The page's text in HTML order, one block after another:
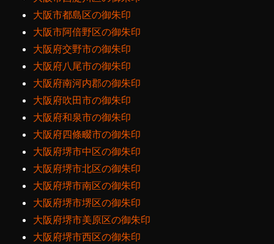
大阪市都島区の御朱印
大阪市阿倍野区の御朱印
大阪府交野市の御朱印
大阪府八尾市の御朱印
大阪府南河内郡の御朱印
大阪府吹田市の御朱印
大阪府和泉市の御朱印
大阪府四條畷市の御朱印
大阪府堺市中区の御朱印
大阪府堺市北区の御朱印
大阪府堺市南区の御朱印
大阪府堺市堺区の御朱印
大阪府堺市美原区の御朱印
大阪府堺市西区の御朱印